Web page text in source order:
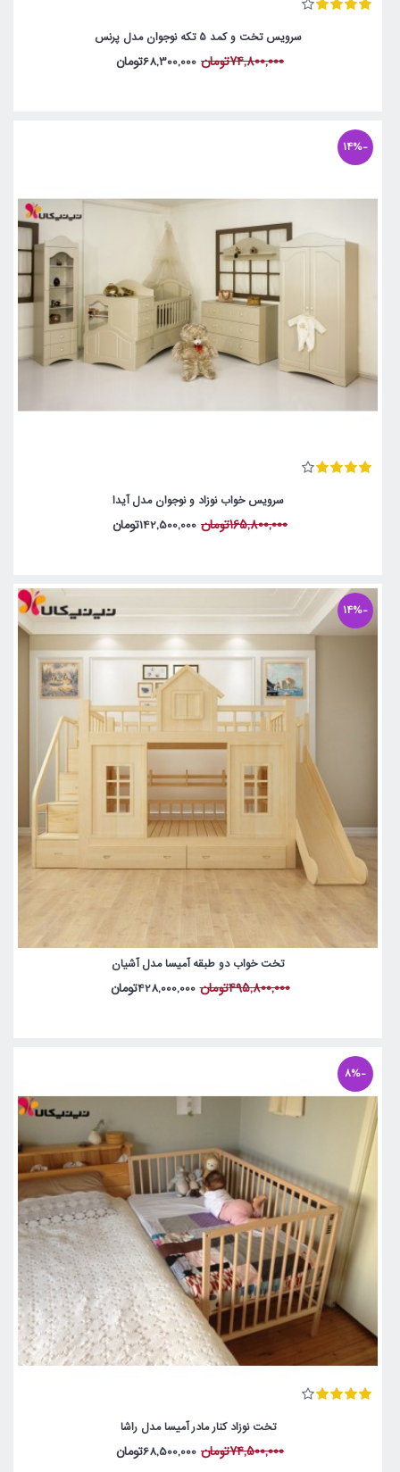
سرویس تخت و کمد 5 تکه نوجوان مدل پرنس
74,800,000تومان 68,300,000تومان
-14%
سرویس خواب نوزاد و نوجوان مدل آیدا
165,800,000تومان 142,500,000تومان
-14%
تخت خواب دو طبقه آمیسا مدل آشیان
495,800,000تومان 428,000,000تومان
-8%
تخت نوزاد کنار مادر آمیسا مدل راشا
74,500,000تومان 68,500,000تومان